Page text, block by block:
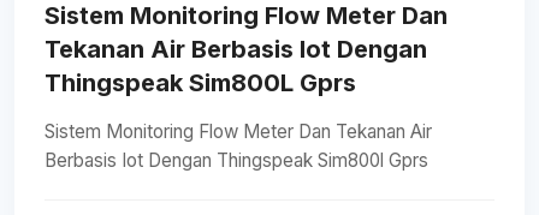
Sistem Monitoring Flow Meter Dan
Tekanan Air Berbasis Iot Dengan
Thingspeak Sim800L Gprs
Sistem Monitoring Flow Meter Dan Tekanan Air
Berbasis Iot Dengan Thingspeak Sim800l Gprs